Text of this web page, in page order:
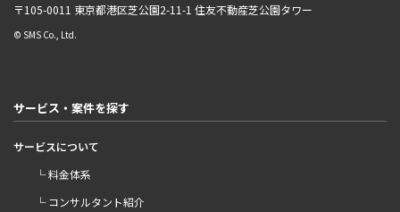
〒105-0011 東京都港区芝公園2-11-1 住友不動産芝公園タワー
© SMS Co., Ltd.
サービス・案件を探す
サービスについて
└ 料金体系
└ コンサルタント紹介